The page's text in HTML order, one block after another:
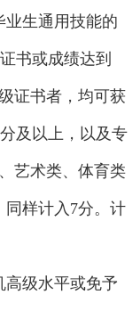
生通用技能的
书或成绩达到
证书者，均可获
及以上，以及专
艺术类、体育类
样计入7分。计
级水平或免予